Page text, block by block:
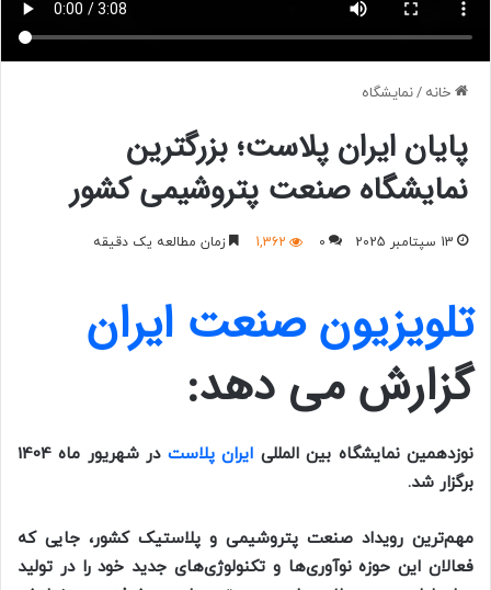
خانه /نمایشگاه
پایان ایران پلاست؛ بزرگترین
نمایشگاه صنعت پتروشیمی کشور
13 سپتامبر 2025 0
1,362 زمان مطالعه یک دقیقه
تلویزیون صنعت ایران
گزارش می دهد:
نوزدهمین نمایشگاه بین المللی ایران پلاست
در شهریور ماه 1404
برگزار شد.
مهم‌ترین رویداد صنعت پتروشیمی و پلاستیک کشور، جایی که
فعالان این حوزه نوآوری‌ها و تکنولوژی‌های جدید خود را در تولید